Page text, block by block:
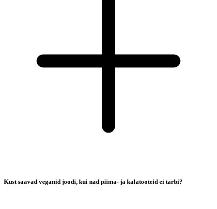
Kust saavad veganid joodi, kui nad piima- ja kalatooteid ei tarbi?